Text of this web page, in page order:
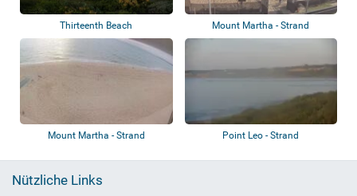
Thirteenth Beach Mount Martha - Strand
Mount Martha - Strand Point Leo - Strand
Nützliche Links